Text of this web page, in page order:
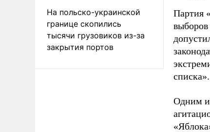
На польско-украинской
границе скопились
тысячи грузовиков из-за
закрытия портов
Партия
выборов
списка».
Одним